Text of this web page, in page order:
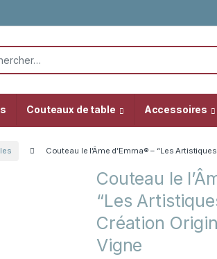
Couteaux de table Accessoires
Couteau le l’Âme d’Emma® – “Les
Couteau le
“Les
Création
Vigne